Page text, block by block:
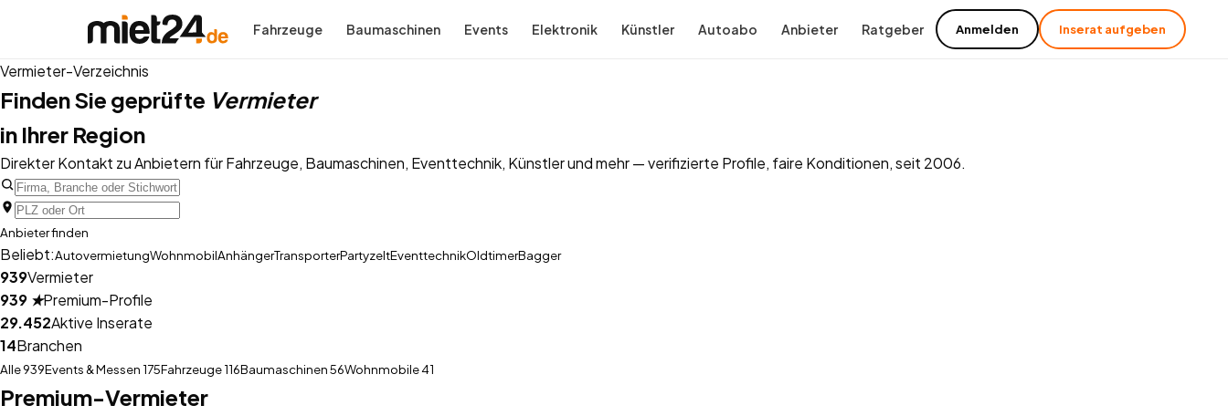
Fahrzeuge Baumaschinen Events Elektronik Künstler Autoabo Anbieter Ratgeber Anmelden Inserat aufgeben
Vermieter-Verzeichnis
Finden Sie geprüfte Vermieter
in Ihrer Region
Direkter Kontakt zu Anbietern für Fahrzeuge, Baumaschinen, Eventtechnik, Künstler und mehr — verifizierte Profile, faire Konditionen, seit 2006.
Anbieter finden
Beliebt:AutovermietungWohnmobilAnhängerTransporterPartyzeltEventtechnikOldtimerBagger
939Vermieter
939 ★Premium-Profile
29.452Aktive Inserate
14Branchen
Alle939Events & Messen 175Fahrzeuge116Baumaschinen56Wohnmobile41
Premium-Vermieter